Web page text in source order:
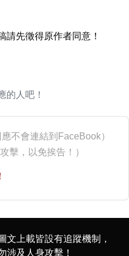
請先徵得原作者同意！
的人吧！
應不會連結到FaceBook）
擊，以免挨告！）
文上載皆設有追蹤機制，
涉及人身攻擊！